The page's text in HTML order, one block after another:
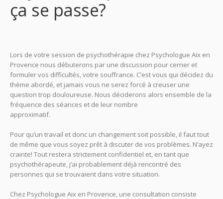
ça se passe?
Lors de votre session de psychothérapie chez Psychologue Aix en
Provence nous débuterons par une discussion pour cerner et
formuler vos difficultés, votre souffrance. C’est vous qui décidez du
thème abordé, et jamais vous ne serez forcé à creuser une
question trop douloureuse. Nous déciderons alors ensemble de la
fréquence des séances et de leur nombre
approximatif.
Pour qu’un travail et donc un changement soit possible, il faut tout
de même que vous soyez prêt à discuter de vos problèmes. N’ayez
crainte! Tout restera strictement confidentiel et, en tant que
psychothérapeute, j’ai probablement déjà rencontré des
personnes qui se trouvaient dans votre situation.
Chez Psychologue Aix en Provence, une consultation consiste